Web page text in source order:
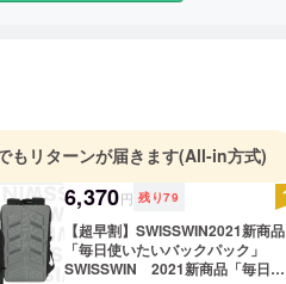
もリターンが届きます(All-in方式)
6,370円 残り79
【超早割】SWISSWIN2021新商品
「毎日使いたいバックパック」
SWISSWIN 2021新商品「毎日使